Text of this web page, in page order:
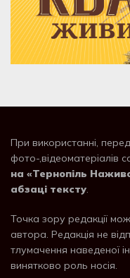
При використанні,
фото-,відеоматеріалів
на «Тернопіль
абзаці тексту.
Точка зору редакції
автора. Редакція не
тлумачення наведеної
винятково роль носія.